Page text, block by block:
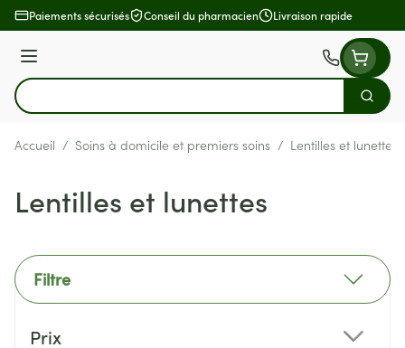
Aller au contenu
Paiements sécurisés Conseil du pharmacien Livraison rapide
Menu
Rechercher
Accueil / Soins à domicile et premiers soins / Lentilles et lunettes
Lentilles et lunettes
Filtre
Prix